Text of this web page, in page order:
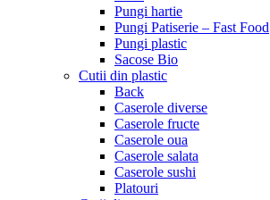
Pungi hartie
Pungi Patiserie – Fast Food
Pungi plastic
Sacose Bio
Cutii din plastic
Back
Caserole diverse
Caserole fructe
Caserole oua
Caserole salata
Caserole sushi
Platouri